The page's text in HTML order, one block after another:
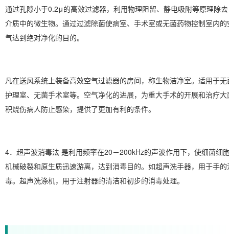
通过孔隙小于0.2μ的高效过滤器，利用物理阻留、静电吸附等原理除去
介质中的微生物。通过过滤除菌使病室、手术室或无菌药物控制室内的
气达到绝对净化的目的。
凡在送风系统上装备高效空气过滤器的房间，称生物洁净室。适用于无
护理室、无菌手术室等。空气净化的进展，为重大手术的开展和治疗大
积烧伤病人防止感染，提供了更加有利的条件。
4．超声波消毒法 是利用频率在20－200kHz的声波作用下，使细菌细
机械破裂和原生质迅速游离，达到消毒目的。如超声洗手器，用于手的
毒。超声洗涤机，用于注射器的清洁和初步的消毒处理。